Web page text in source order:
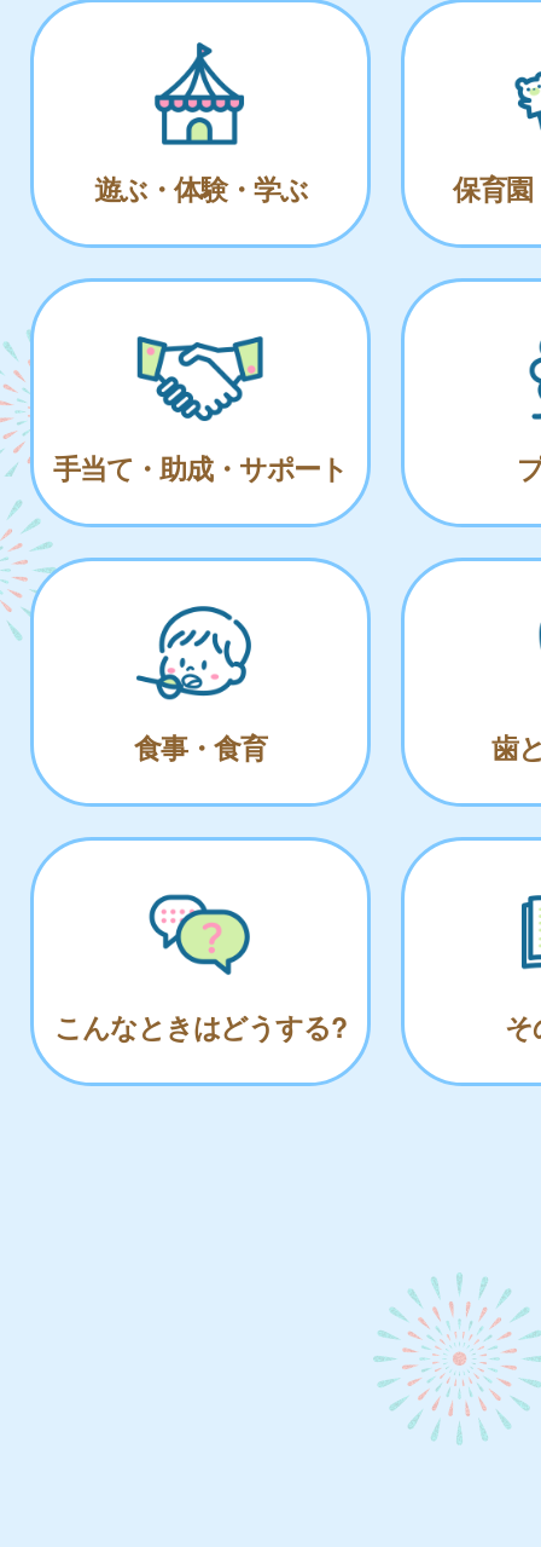
遊ぶ・体験・学ぶ 保育園
手当て・助成・サポート
食事・食育 歯
こんなときはどうする? そ